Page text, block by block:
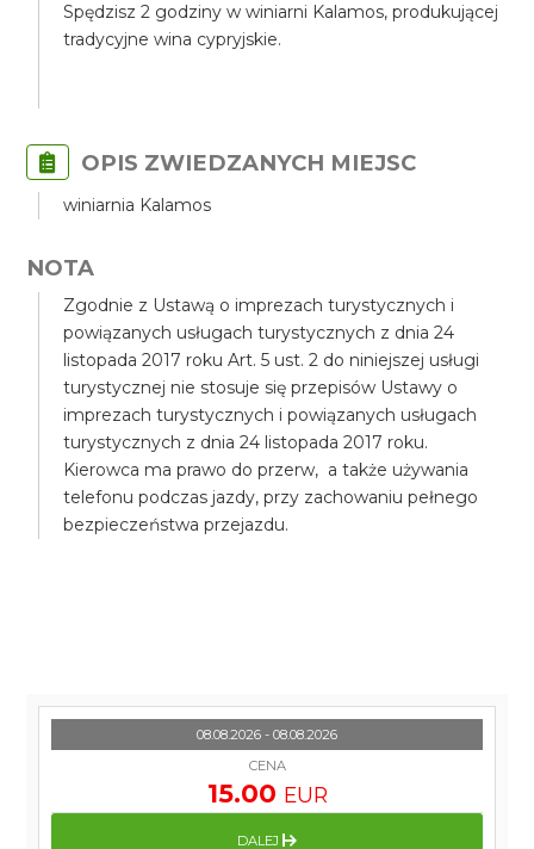
Spędzisz 2 godziny w winiarni Kalamos, produkującej
tradycyjne wina cypryjskie.
OPIS ZWIEDZANYCH MIEJSC
winiarnia Kalamos
NOTA
Zgodnie z Ustawą o imprezach turystycznych i
powiązanych usługach turystycznych z dnia 24
listopada 2017 roku Art. 5 ust. 2 do niniejszej usługi
turystycznej nie stosuje się przepisów Ustawy o
imprezach turystycznych i powiązanych usługach
turystycznych z dnia 24 listopada 2017 roku.
Kierowca ma prawo do przerw, a także używania
telefonu podczas jazdy, przy zachowaniu pełnego
bezpieczeństwa przejazdu.
08.08.2026 - 08.08.2026
CENA
15.00 EUR
DALEJ